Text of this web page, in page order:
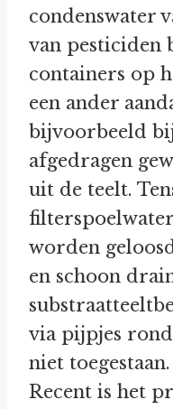
condenswater
van pesticiden
containers op
een ander
bijvoorbeeld
afgedragen
uit de teelt.
worden
en schoon
via pijpjes
niet toegestaan.
Recent is het